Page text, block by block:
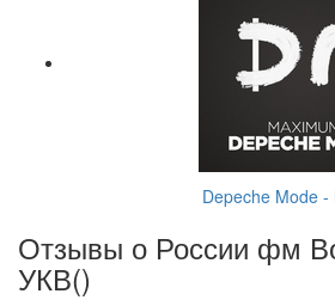
Depeche Mode -
Отзывы о России фм
УКВ()